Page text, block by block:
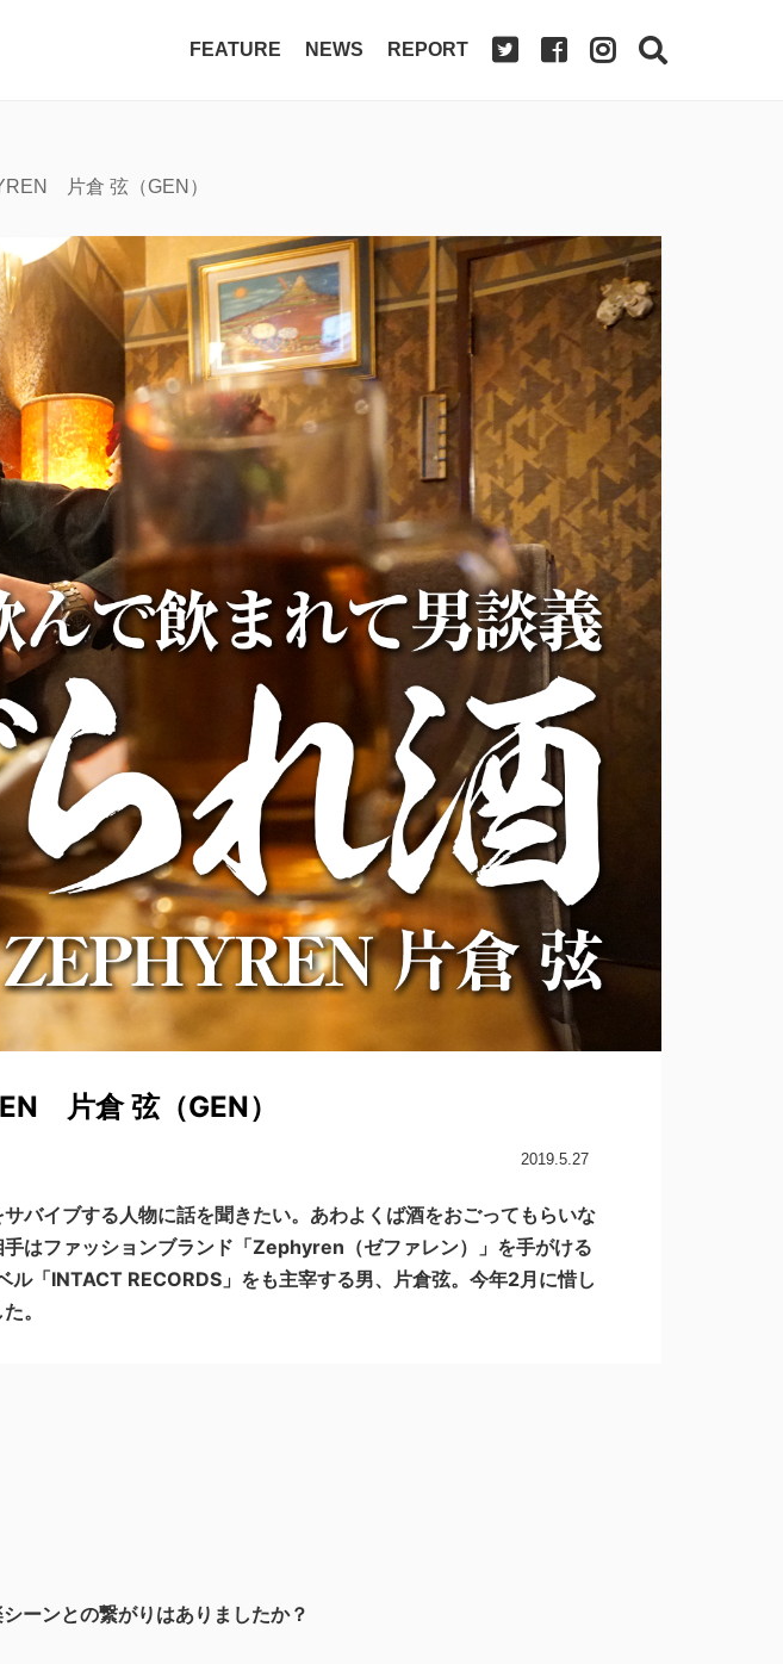
FEATURE NEWS REPORT
片倉 弦（GEN）
片倉 弦（GEN）
2019.5.27
バイブする人物に話を聞きたい。あわよくば酒をおごってもらいな
はファッションブランド「Zephyren（ゼファレン）」を手がける
「INTACT RECORDS」をも主宰する男、片倉弦。今年2月に惜し
。
ーンとの繋がりはありましたか？